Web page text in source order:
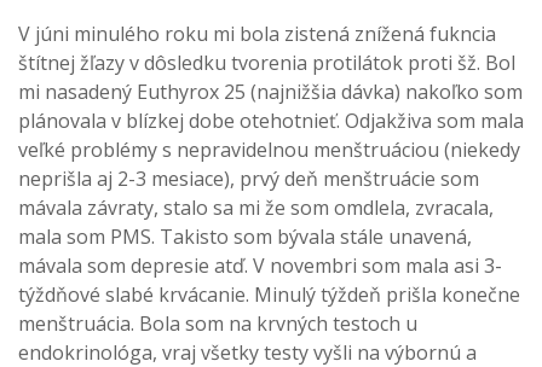
V júni minulého roku mi bola zistená znížená fukncia
štítnej žľazy v dôsledku tvorenia protilátok proti šž. Bol
mi nasadený Euthyrox 25 (najnižšia dávka) nakoľko som
plánovala v blízkej dobe otehotnieť. Odjakživa som mala
veľké problémy s nepravidelnou menštruáciou (niekedy
neprišla aj 2-3 mesiace), prvý deň menštruácie som
mávala závraty, stalo sa mi že som omdlela, zvracala,
mala som PMS. Takisto som bývala stále unavená,
mávala som depresie atď. V novembri som mala asi 3-
týždňové slabé krvácanie. Minulý týždeň prišla konečne
menštruácia. Bola som na krvných testoch u
endokrinológa, vraj všetky testy vyšli na výbornú a